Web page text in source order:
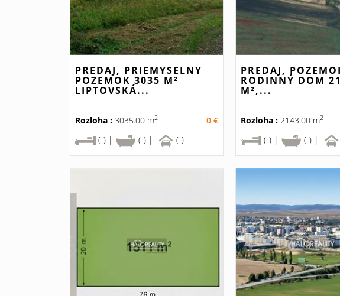
PREDAJ, PRIEMYSELNÝ
POZEMOK 3035 M²
LIPTOVSKÁ...
Rozloha : 3035.00 m2
0 €
(-) |
(-) | (-)
PREDAJ,
RODINNÝ DOM
M²,...
Rozloha :2143.00 m2
(-) |
(-) |